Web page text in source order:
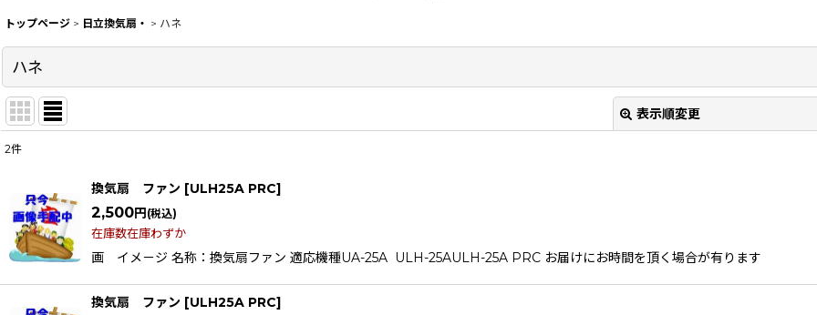
トップページ > 日立換気扇・ > ハネ
ハネ
表示順変更
在庫あり
並び順:
2件
換気扇 ファン [ULH25A PRC]
2,500円 (税込)
在庫数在庫わずか
画 イメ－ジ 名称：換気扇ファン 適応機種UA-25A ULH-25AULH-25A PRC お届けにお時間を頂く場合が有ります
換気扇 ファン [ULH25A PRC]